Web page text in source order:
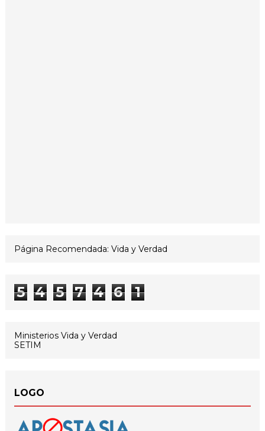
Página Recomendada: Vida y Verdad
5 4 5 7 4 6 1
Ministerios Vida y Verdad
SETIM
LOGO